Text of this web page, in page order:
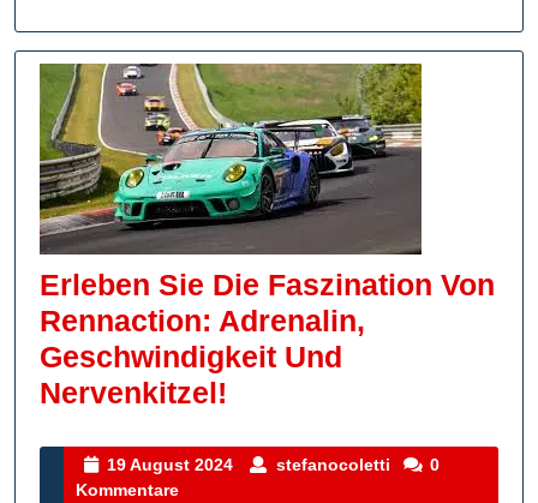
Erleben Sie Die Faszination Von
Rennaction: Adrenalin,
Geschwindigkeit Und
Nervenkitzel!
Die
19 August 2024
19
stefanocoletti stefanocoletti
0
Kommentare